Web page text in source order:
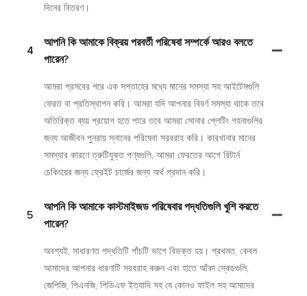
দিনের বিতরণ।
4
আপনি কি আমাকে বিক্রয় পরবর্তী পরিষেবা সম্পর্কে আরও বলতে
পারেন?
আমরা প্রসবের পরে এক সপ্তাহের মধ্যে মানের সমস্যা সহ আইটেমগুলি
ফেরত বা প্রতিস্থাপন করি। আমরা যদি আপনার বিবর্ণ সমস্যা থাকে তবে
অতিরিক্ত ব্যয় প্রয়োগ হতে পারে তবে আমরা সোনার প্লেটিং গহনাগুলির
জন্য আজীবন পুনরায় স্নানের পরিষেবা সরবরাহ করি। কারখানার মানের
সমস্যার কারণে ত্রুটিযুক্ত পণ্যগুলি, আমরা ফেরতের আগে রিটার্ন
চেকিংয়ের জন্য ফ্রেইট চার্জের জন্য অর্থ প্রদান করি।
5
আপনি কি আমাকে কাস্টমাইজড পরিষেবার পদ্ধতিগুলি খুশি করতে
পারেন?
অবশ্যই, সাধারণত পদ্ধতিটি পাঁচটি ভাগে বিভক্ত হয়। প্রথমত, কেবল
আমাদের আপনার ধারণাটি সরবরাহ করুন এবং হাতে আঁকা স্কেচগুলি,
জেপিজি, পিএনজি, পিডিএফ ইত্যাদি সহ যে কোনও ফাইল সহ আমাদের